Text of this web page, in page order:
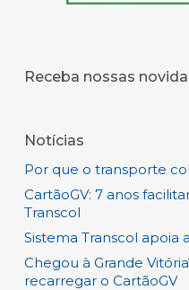
Receba nossas
Notícias
Por que o transporte
CartãoGV: 7 anos
Transcol
Sistema Transcol apoia
Chegou à Grande
recarregar o CartãoGV